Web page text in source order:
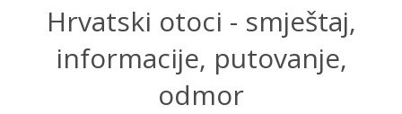
Hrvatski otoci - smještaj,
informacije, putovanje,
odmor